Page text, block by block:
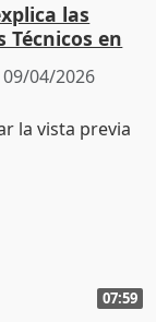
las
Técnicos en
09/04/2026
07:59